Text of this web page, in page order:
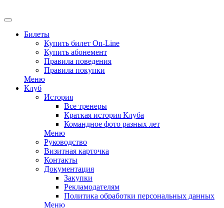
Билеты
Купить билет On-Line
Купить абонемент
Правила поведения
Правила покупки
Меню
Клуб
История
Все тренеры
Краткая история Клуба
Командное фото разных лет
Меню
Руководство
Визитная карточка
Контакты
Документация
Закупки
Рекламодателям
Политика обработки персональных данных
Меню